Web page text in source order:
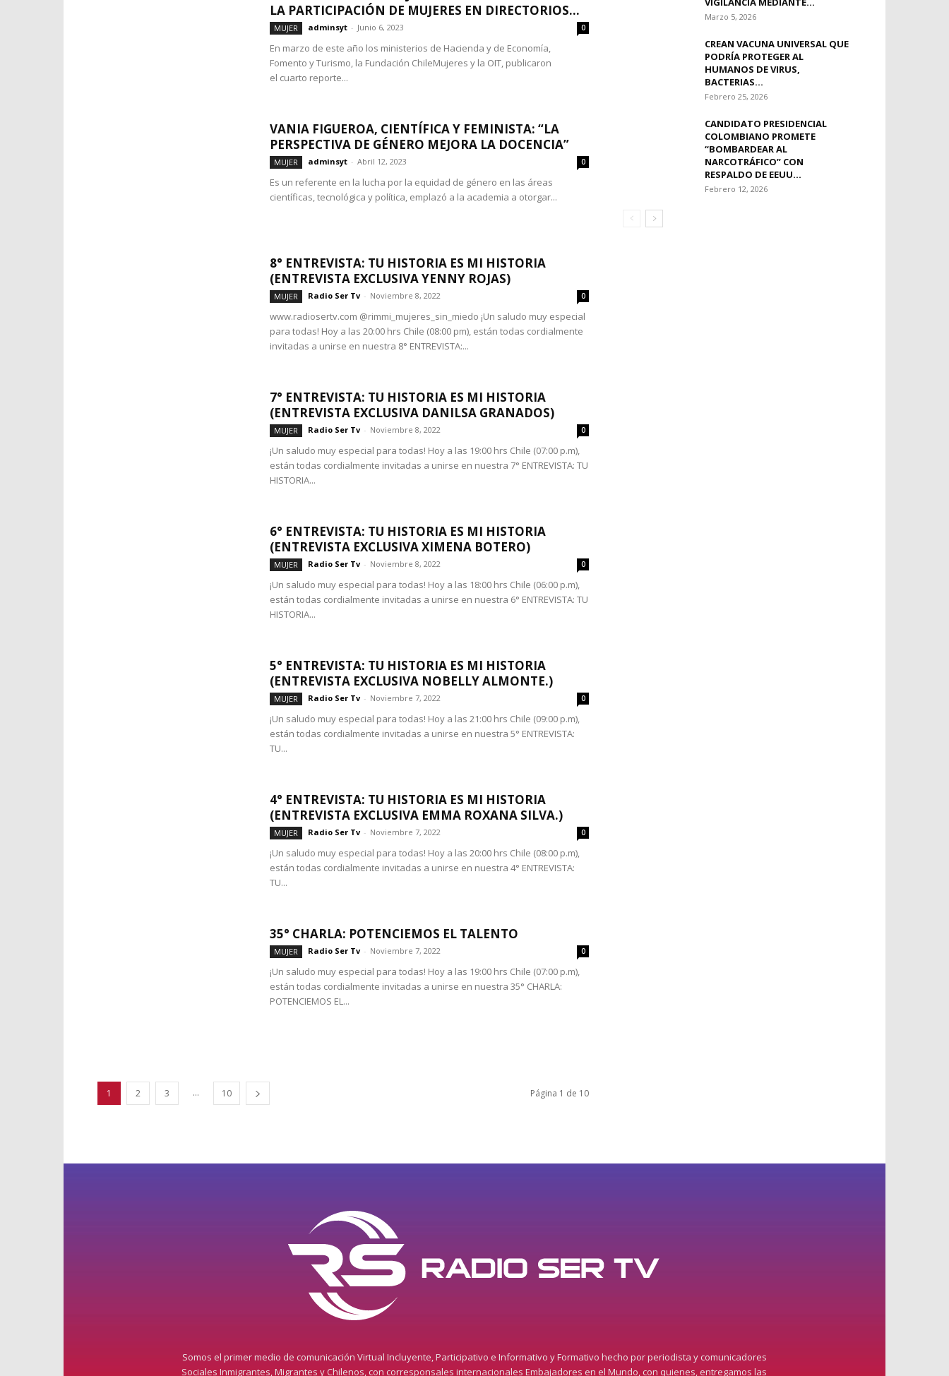
LA PARTICIPACIÓN DE MUJERES EN DIRECTORIOS...
MUJER adminsyt - Junio 6, 2023 0
En marzo de este año los ministerios de Hacienda y de Economía,
Fomento y Turismo, la Fundación ChileMujeres y la OIT, publicaron
el cuarto reporte...
VANIA FIGUEROA, CIENTÍFICA Y FEMINISTA: “LA
PERSPECTIVA DE GÉNERO MEJORA LA DOCENCIA”
MUJER adminsyt - Abril 12, 2023 0
Es un referente en la lucha por la equidad de género en las áreas
científicas, tecnológica y política, emplazó a la academia a otorgar...
8° ENTREVISTA: TU HISTORIA ES MI HISTORIA
(ENTREVISTA EXCLUSIVA YENNY ROJAS)
MUJER Radio Ser Tv - Noviembre 8, 2022 0
www.radiosertv.com @rimmi_mujeres_sin_miedo ¡Un saludo muy especial
para todas! Hoy a las 20:00 hrs Chile (08:00 pm), están todas cordialmente
invitadas a unirse en nuestra 8° ENTREVISTA:...
7° ENTREVISTA: TU HISTORIA ES MI HISTORIA
(ENTREVISTA EXCLUSIVA DANILSA GRANADOS)
MUJER Radio Ser Tv - Noviembre 8, 2022 0
¡Un saludo muy especial para todas! Hoy a las 19:00 hrs Chile (07:00 p.m),
están todas cordialmente invitadas a unirse en nuestra 7° ENTREVISTA: TU
HISTORIA...
6° ENTREVISTA: TU HISTORIA ES MI HISTORIA
(ENTREVISTA EXCLUSIVA XIMENA BOTERO)
MUJER Radio Ser Tv - Noviembre 8, 2022 0
¡Un saludo muy especial para todas! Hoy a las 18:00 hrs Chile (06:00 p.m),
están todas cordialmente invitadas a unirse en nuestra 6° ENTREVISTA: TU
HISTORIA...
5° ENTREVISTA: TU HISTORIA ES MI HISTORIA
(ENTREVISTA EXCLUSIVA NOBELLY ALMONTE.)
MUJER Radio Ser Tv - Noviembre 7, 2022 0
¡Un saludo muy especial para todas! Hoy a las 21:00 hrs Chile (09:00 p.m),
están todas cordialmente invitadas a unirse en nuestra 5° ENTREVISTA:
TU...
4° ENTREVISTA: TU HISTORIA ES MI HISTORIA
(ENTREVISTA EXCLUSIVA EMMA ROXANA SILVA.)
MUJER Radio Ser Tv - Noviembre 7, 2022 0
¡Un saludo muy especial para todas! Hoy a las 20:00 hrs Chile (08:00 p.m),
están todas cordialmente invitadas a unirse en nuestra 4° ENTREVISTA:
TU...
35° CHARLA: POTENCIEMOS EL TALENTO
MUJER Radio Ser Tv - Noviembre 7, 2022 0
¡Un saludo muy especial para todas! Hoy a las 19:00 hrs Chile (07:00 p.m),
están todas cordialmente invitadas a unirse en nuestra 35° CHARLA:
POTENCIEMOS EL...
1 2 3 ... 10 Página 1 de 10
Marzo 5, 2026
CREAN VACUNA UNIVERSAL QUE
PODRÍA PROTEGER AL
HUMANOS DE VIRUS,
BACTERIAS...
Febrero 25, 2026
CANDIDATO PRESIDENCIAL
COLOMBIANO PROMETE
“BOMBARDEAR AL
NARCOTRÁFICO” CON
RESPALDO DE EEUU...
Febrero 12, 2026
Somos el primer medio de comunicación Virtual Incluyente, Participativo e Informativo y Formativo hecho por periodista y comunicadores
Sociales Inmigrantes, Migrantes y Chilenos, con corresponsales internacionales Embajadores en el Mundo, con quienes, entregamos las